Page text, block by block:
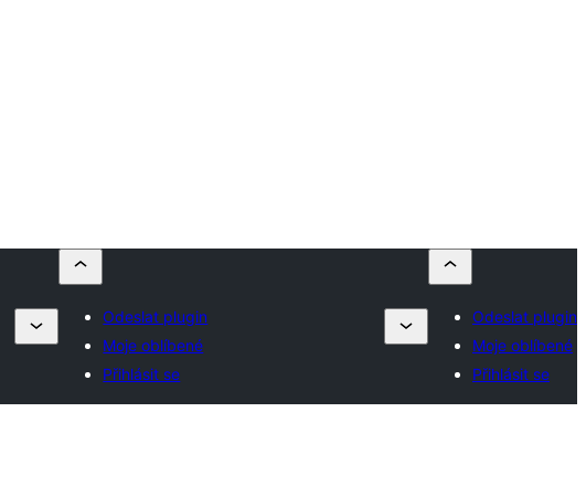
Odeslat plugin
Moje oblíbené
Přihlásit se
Odeslat plugin
Moje oblíbené
Přihlásit se